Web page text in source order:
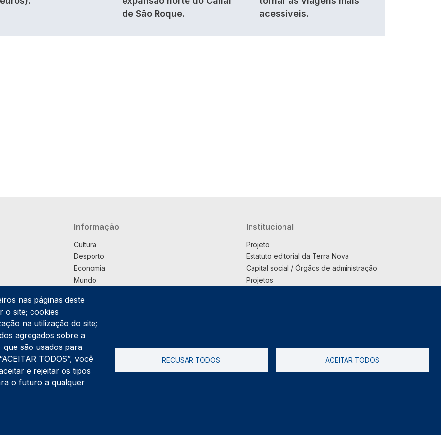
de São Roque.
acessíveis.
Navegação principal
Informação
Cultura
Desporto
Economia
Mundo
País
Praça
Pub
Saúde
Sociedade
Institucional
Projeto
Estatuto editorial da Terra Nova
Capital social / Órgãos de administração
Projetos
Rodapé
nas páginas deste
o site; cookies
na utilização do site;
agregados sobre a
que são usados para
TODOS”, você
e rejeitar os tipos
o futuro a qualquer
RECUSAR TODOS ACEITAR TODOS